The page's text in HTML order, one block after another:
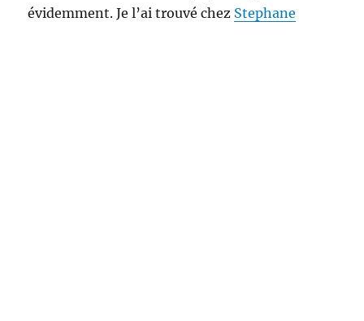
évidemment. Je l’ai trouvé chez Stephane